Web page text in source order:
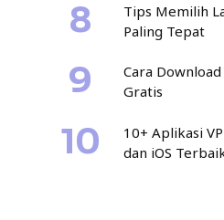
Tips Memilih
Paling Tepat
Cara
Gratis
10+ Aplikasi
dan iOS